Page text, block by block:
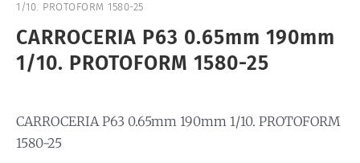
1/10. PROTOFORM 1580-25
CARROCERIA P63 0.65mm 190mm
1/10. PROTOFORM 1580-25
CARROCERIA P63 0.65mm 190mm 1/10. PROTOFORM
1580-25